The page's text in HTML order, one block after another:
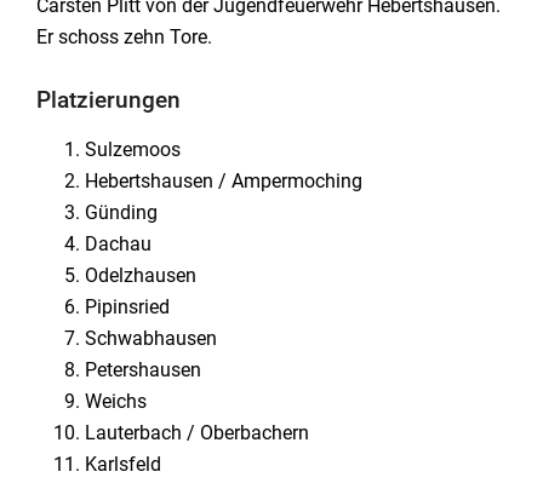
Carsten Plitt von der Jugendfeuerwehr Hebertshausen.
Er schoss zehn Tore.
Platzierungen
Sulzemoos
Hebertshausen / Ampermoching
Günding
Dachau
Odelzhausen
Pipinsried
Schwabhausen
Petershausen
Weichs
Lauterbach / Oberbachern
Karlsfeld